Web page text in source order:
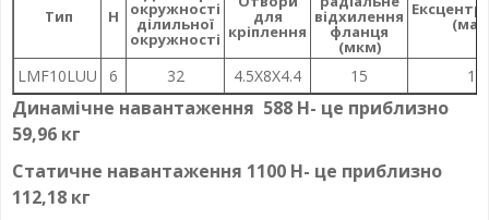
Тип H окружності
ділильної
окружності
для
кріплення
відхилення
фланця
(мкм)
LMF10LUU 6 32 4.5X8X4.4 15 15
Динамічне навантаження 588 Н- це приблизно
59,96 кг
Статичне навантаження 1100 Н- це приблизно
112,18 кг